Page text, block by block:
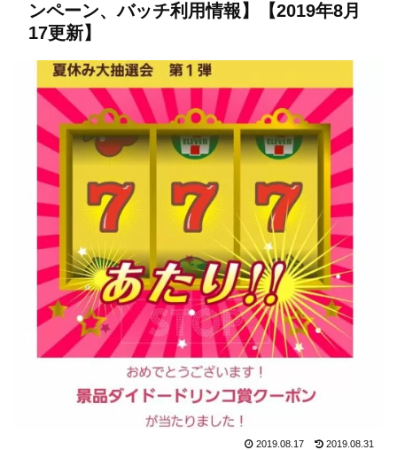
ンペーン、バッチ利用情報】【2019年8月
17更新】
2019.08.17 2019.08.31